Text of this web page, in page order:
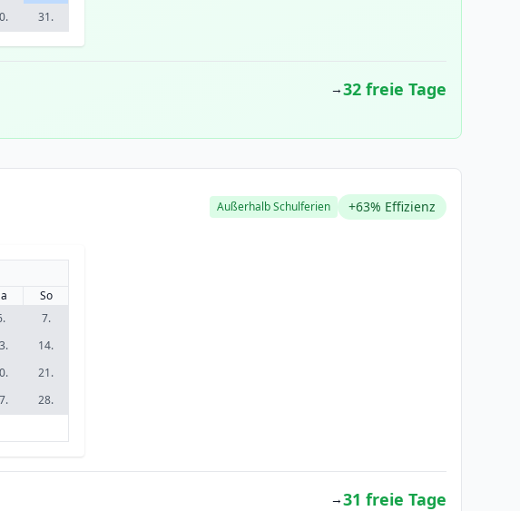
31.
→32 freie Tage
Außerhalb Schulferien +63% Effizienz
So
7.
14.
21.
28.
→31 freie Tage